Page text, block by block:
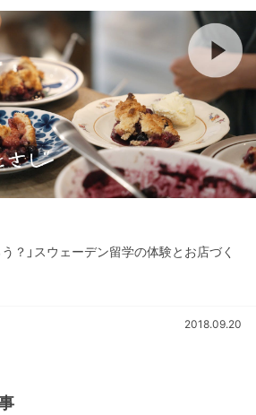
？」スウェーデン留学の体験とお店づく
2018.09.20